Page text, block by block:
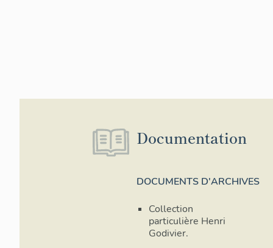
Documentation
DOCUMENTS D'ARCHIVES
Collection
particulière Henri
Godivier.